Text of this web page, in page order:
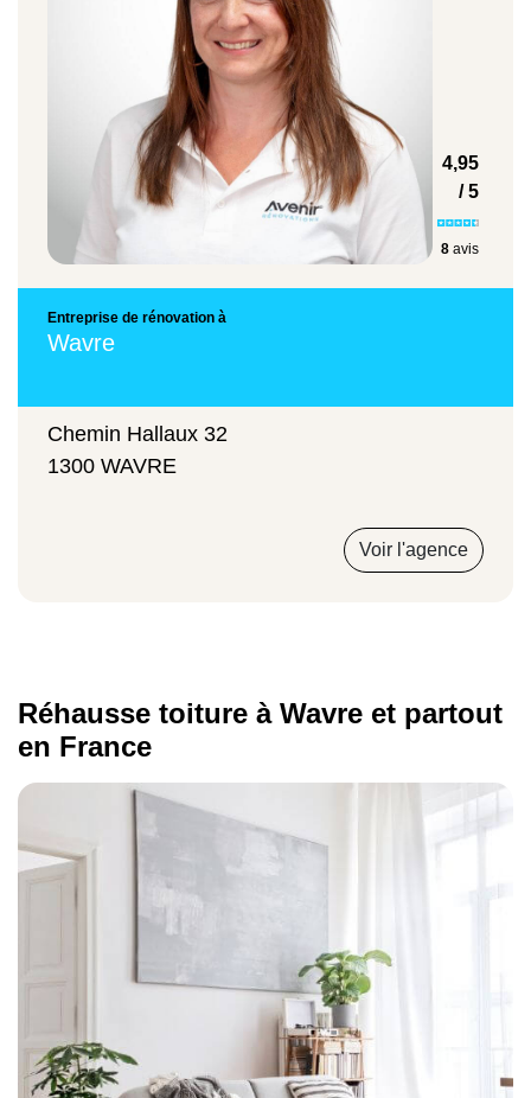
rampants. C'est une étape qui ne peut pas être
rajoutée facilement après coup sans reprendre les
courantes dans les zones résidentielles. Nous
sélectionnons les matériaux conformes aux
prescriptions du permis tout en tenant compte de la
durabilité et des prescriptions du permis. Une toiture
neuve dans le cadre d'une réhausse est garantie
selon les conditions du fabricant et les règles de l'art
4,95
/ 5
8 avis
Entreprise de rénovation à
Wavre
Chemin Hallaux 32
1300 WAVRE
Voir l'agence
Réhausse toiture à Wavre et partout
en France